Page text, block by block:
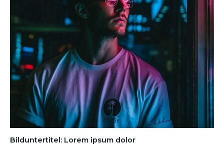
Bilduntertitel: Lorem ipsum dolor